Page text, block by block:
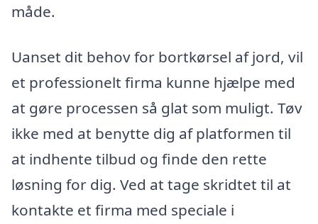
måde.
Uanset dit behov for bortkørsel af jord, vil
et professionelt firma kunne hjælpe med
at gøre processen så glat som muligt. Tøv
ikke med at benytte dig af platformen til
at indhente tilbud og finde den rette
løsning for dig. Ved at tage skridtet til at
kontakte et firma med speciale i